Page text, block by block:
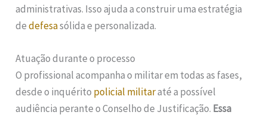
administrativas. Isso ajuda a construir uma estratégia
dedefesasólida e personalizada.
Atuação durante o processo
O profissional acompanha o militar em todas as fases,
desde o inquérito policial militaraté a possível
audiência perante o Conselho de Justificação. Essa